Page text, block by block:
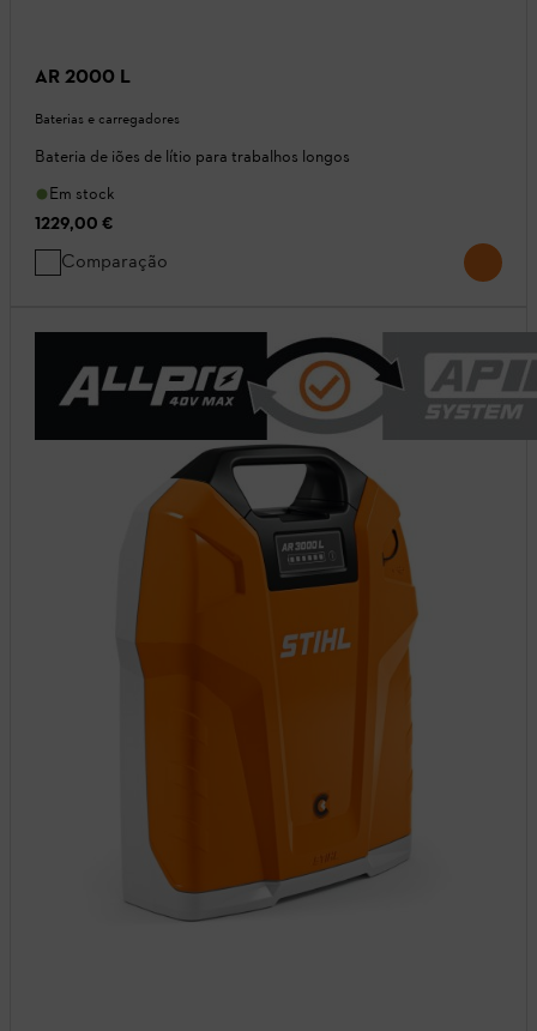
AR 2000 L
Baterias e carregadores
Bateria de iões de lítio para trabalhos longos
Em stock
1229,00 €
Comparação